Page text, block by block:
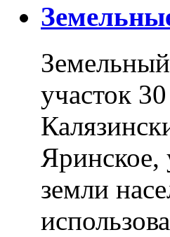
участок
Яринское,
земли